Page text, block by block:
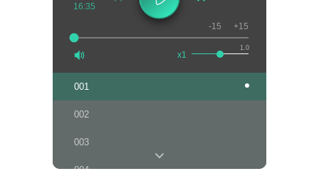
16:35
1.0
x1
-15 +15
001
002
003
004